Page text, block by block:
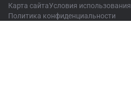
Карта сайтаУсловия использования
Политика конфиденциальности